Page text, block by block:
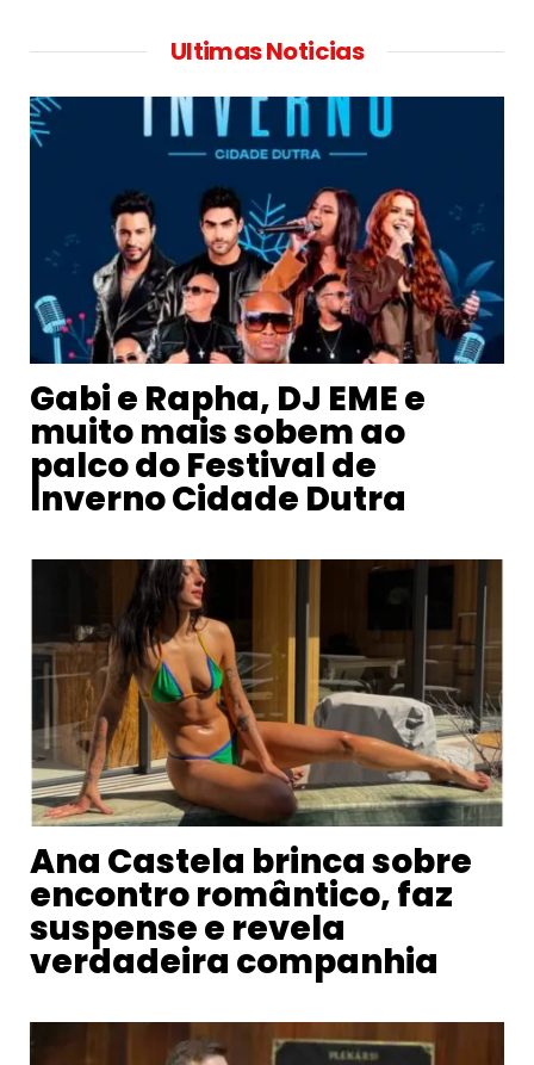
Ultimas Noticias
Gabi e Rapha, DJ EME e
muito mais sobem ao
palco do Festival de
Inverno Cidade Dutra
Ana Castela brinca sobre
encontro romântico, faz
suspense e revela
verdadeira companhia